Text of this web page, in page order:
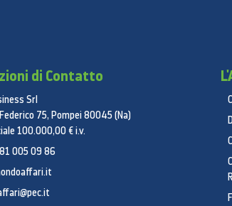
di Contatto
Srl
75, Pompei 80045 (Na)
100.000,00 € i.v.
005 09 86